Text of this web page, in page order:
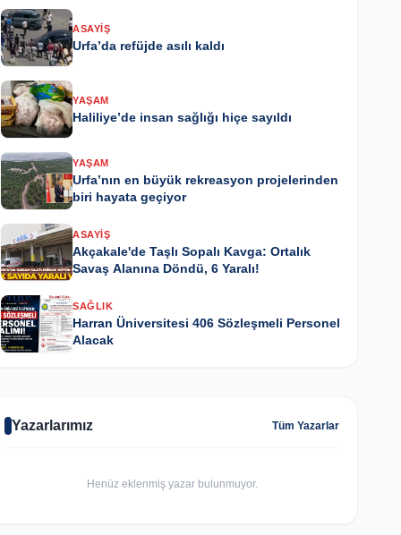
ASAYIŞ
Urfa’da refüjde asılı kaldı
YAŞAM
Haliliye’de insan sağlığı hiçe sayıldı
YAŞAM
Urfa’nın en büyük rekreasyon projelerinden
biri hayata geçiyor
ASAYIŞ
Akçakale'de Taşlı Sopalı Kavga: Ortalık
Savaş Alanına Döndü, 6 Yaralı!
SAĞLIK
Harran Üniversitesi 406 Sözleşmeli Personel
Alacak
Yazarlarımız Tüm Yazarlar
Henüz eklenmiş yazar bulunmuyor.